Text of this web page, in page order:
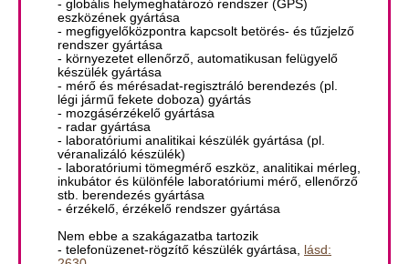
- globális helymeghatározó rendszer (GPS)
eszközének gyártása
- megfigyelőközpontra kapcsolt betörés- és tűzjelző
rendszer gyártása
- környezetet ellenőrző, automatikusan felügyelő
készülék gyártása
- mérő és mérésadat-regisztráló berendezés (pl.
légi jármű fekete doboza) gyártás
- mozgásérzékelő gyártása
- radar gyártása
- laboratóriumi analitikai készülék gyártása (pl.
véranalizáló készülék)
- laboratóriumi tömegmérő eszköz, analitikai mérleg,
inkubátor és különféle laboratóriumi mérő, ellenőrző
stb. berendezés gyártása
- érzékelő, érzékelő rendszer gyártása
Nem ebbe a szakágazatba tartozik
- telefonüzenet-rögzítő készülék gyártása, lásd: